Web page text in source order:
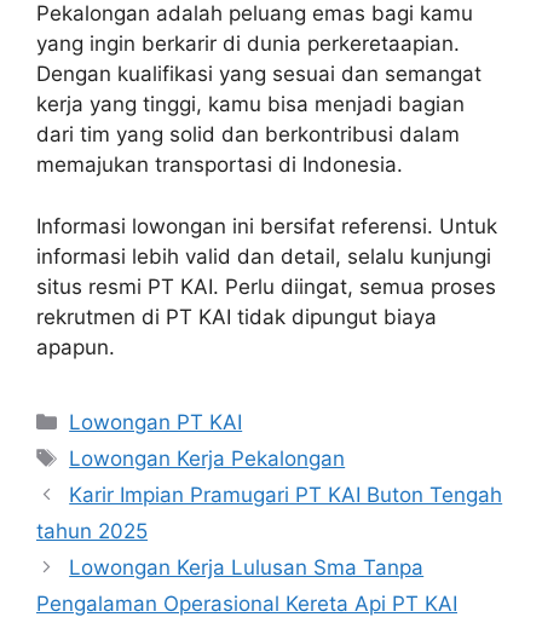
Pekalongan adalah peluang emas bagi kamu
yang ingin berkarir di dunia perkeretaapian.
Dengan kualifikasi yang sesuai dan semangat
kerja yang tinggi, kamu bisa menjadi bagian
dari tim yang solid dan berkontribusi dalam
memajukan transportasi di Indonesia.
Informasi lowongan ini bersifat referensi. Untuk
informasi lebih valid dan detail, selalu kunjungi
situs resmi PT KAI. Perlu diingat, semua proses
rekrutmen di PT KAI tidak dipungut biaya
apapun.
Categories
Lowongan PT KAI
Tags
Lowongan Kerja Pekalongan
Karir Impian Pramugari PT KAI Buton Tengah
tahun 2025
Lowongan Kerja Lulusan Sma Tanpa
Pengalaman Operasional Kereta Api PT KAI